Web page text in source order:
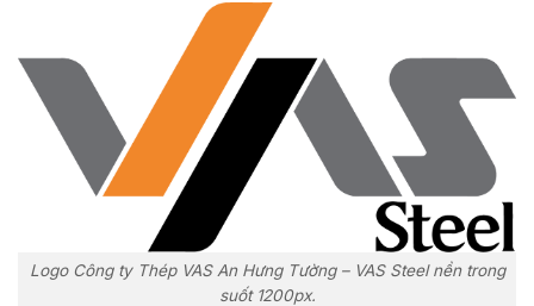
Logo Công ty Thép VAS An Hưng Tường – VAS Steel nền trong
suốt 1200px.